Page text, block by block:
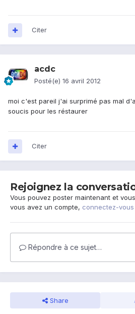
Citer
acdc
Posté(e) 16 avril 2012
moi c'est pareil j'ai surprimé pas mal
soucis pour les réstaurer
Citer
Rejoignez la
Vous pouvez poster maintenant et
vous avez un compte, connectez-
Répondre à ce sujet…
Share